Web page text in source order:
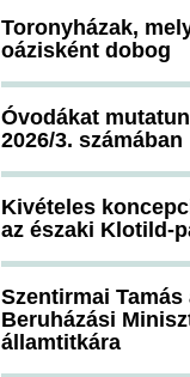
Toronyházak,
oázisként dobog
Óvodákat
2026/3. számában
Kivételes
az északi Klotild-
Szentirmai
Beruházási
államtitkára